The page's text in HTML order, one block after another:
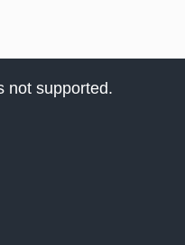
not supported.